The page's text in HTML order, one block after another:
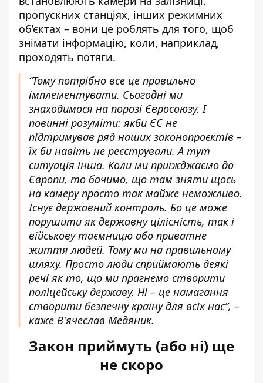
пропускних станціях, інших режимних
об’єктах – вони це роблять для того, щоб
знімати інформацію, коли, наприклад,
проходять потяги.
“Тому потрібно все це правильно
імплементувати. Сьогодні ми
знаходимося на порозі Євросоюзу. І
повинні розуміти: якби ЄС не
підтримував ряд наших законопроєктів –
їх би навіть не реєстрували. А тут
ситуація інша. Коли ми приїжджаємо до
Європи, то бачимо, що там зняти щось
на камеру просто так майже неможливо.
Існує державний контроль. Бо це може
порушити як державну цілісність, так і
військову таємницю або приватне
життя людей. Тому ми на правильному
шляху. Просто люди сприймають деякі
речі як то, що ми прагнемо створити
поліцейську державу. Ні – це намагання
створити безпечну країну для всіх нас”, –
каже В'ячеслав Медяник.
Закон приймуть (або ні) ще
не скоро